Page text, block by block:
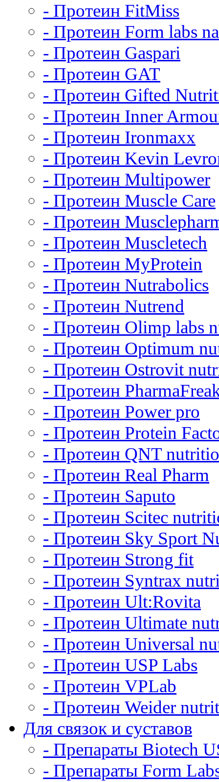
- Протеин FitMiss
- Протеин Form labs
- Протеин Gaspari
- Протеин GAT
- Протеин Gifted
- Протеин Inner
- Протеин Ironmaxx
- Протеин Kevin
- Протеин Multipower
- Протеин Muscle Care
- Протеин
- Протеин Muscletech
- Протеин MyProtein
- Протеин Nutrabolics
- Протеин Nutrend
- Протеин Olimp labs
- Протеин Optimum
- Протеин Ostrovit
- Протеин
- Протеин Power pro
- Протеин Protein
- Протеин QNT
- Протеин Real Pharm
- Протеин Saputo
- Протеин Scitec
- Протеин Sky Sport
- Протеин Strong fit
- Протеин Syntrax
- Протеин Ult:Rovita
- Протеин Ultimate
- Протеин Universal
- Протеин USP Labs
- Протеин VPLab
- Протеин Weider
Для связок и суставов
- Препараты Biotech
- Препараты Form